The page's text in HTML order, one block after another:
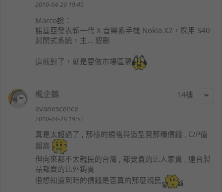
2010-04-29 19:40
Marco說：
諾基亞發表新一代 X 音樂系手機 Nokia X2，採用 S40
封閉式系統，主... 恕刪
這就對了，就是要做市場區隔
14
楓企鵝
evanescence
2010-04-29 19:52
真是太超過了 , 那樣的規格與造型賣那種價錢 , C/P值
超高
但向來都不太親民的台灣 , 都要賣的比人家貴 , 連台製
品都賣的比外銷貴
很想知道到時的價錢是否真的那麼親民